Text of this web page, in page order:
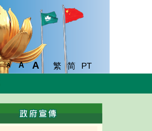
A A A 繁 简 PT